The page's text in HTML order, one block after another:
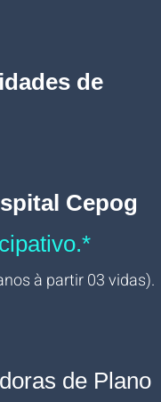
de
Cepog
à partir 03 vidas).
de Plano